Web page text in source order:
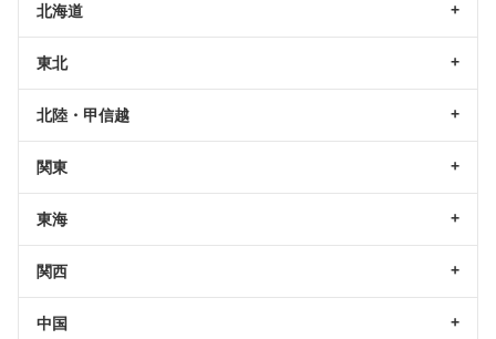
北海道
東北
北陸・甲信越
関東
東海
関西
中国